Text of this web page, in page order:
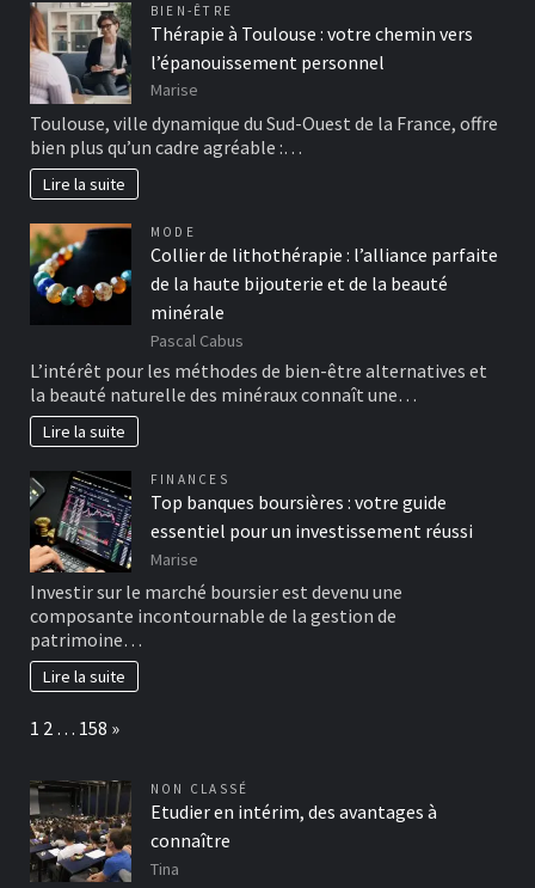
BIEN-ÊTRE
Thérapie à Toulouse : votre chemin vers
l’épanouissement personnel
Marise
Toulouse, ville dynamique du Sud-Ouest de la France, offre
bien plus qu’un cadre agréable :…
Lire la suite
MODE
Collier de lithothérapie : l’alliance parfaite
de la haute bijouterie et de la beauté
minérale
Pascal Cabus
L’intérêt pour les méthodes de bien-être alternatives et
la beauté naturelle des minéraux connaît une…
Lire la suite
FINANCES
Top banques boursières : votre guide
essentiel pour un investissement réussi
Marise
Investir sur le marché boursier est devenu une
composante incontournable de la gestion de
patrimoine…
Lire la suite
Page:
1 2 … 158 Next
»
NON CLASSÉ
Etudier en intérim, des avantages à
connaître
Tina